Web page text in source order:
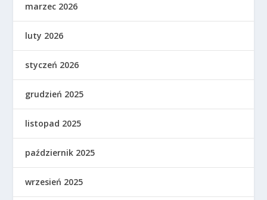
marzec 2026
luty 2026
styczeń 2026
grudzień 2025
listopad 2025
październik 2025
wrzesień 2025